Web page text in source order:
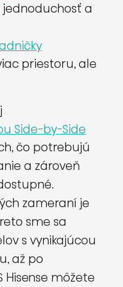
a
priestoru, ale
Side-by-Side
čo potrebujú
a zároveň
zameraní je
sme sa
s vynikajúcou
až po
Hisense môžete